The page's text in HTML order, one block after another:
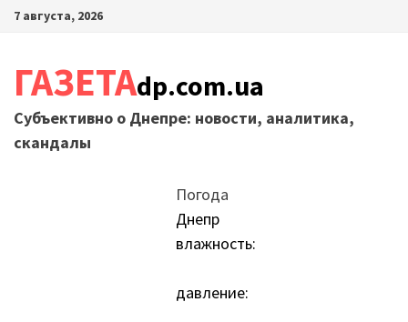
Перейти
7 августа, 2026
ГАЗЕТАdp.com.ua
Субъективно о Днепре: новости, аналитика,
скандалы
Погода
Днепр
влажность:
давление: